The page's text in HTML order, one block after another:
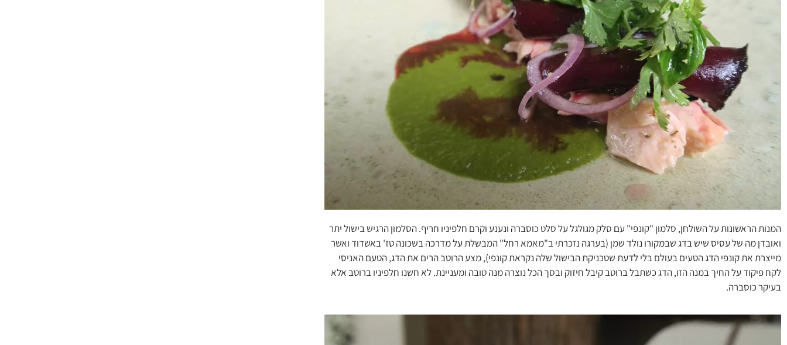
המנות הראשונות על השולחן, סלמון "קונפי" עם סלק מגולגל על סלט כוסברה ונענע וקרם חלפיניו חריף. הסלמון הרגיש בישול יתר
ואובדן מה של עסיס שיש בדג שבמקורו נולד שמן (בערגה נזכרתי ב"מאמא רחל" המבשלת על מדרכה בשכונה טז' באשדוד ואשר
מייצרת את קונפי הדג הטעים בעולם בלי לדעת שטכניקת הבישול שלה נקראת קונפי), מצע הרוטב הרים את הדג, הטעם האניסי
לקח פיקוד על החיך במנה הזו, הדג כשתבל ברוטב קיבל חיזוק ובסך הכל נוצרה מנה טובה ומעניינת. לא חשנו חלפיניו ברוטב אלא
בעיקר כוסברה.